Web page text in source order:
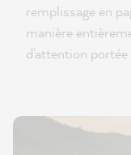
remplissage en
manière
d'attention portée